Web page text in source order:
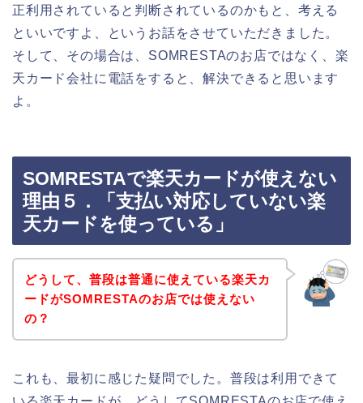
正利用されていると判断されているのかもと、考える
といいですよ、というお話をさせていただきました。
そして、その場合は、SOMRESTAのお店ではなく、楽
天カード会社に電話をすると、解決できると思います
よ。
SOMRESTAで楽天カードが使えない
理由５．「支払い対応していない楽
天カードを使っている」
どうして、普段は普通に使えている楽天カ
ードがSOMRESTAのお店では使えない
の？
これも、最初に感じた疑問でした。普段は利用できて